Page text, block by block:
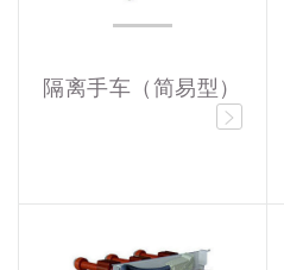
隔离手车（简易型）